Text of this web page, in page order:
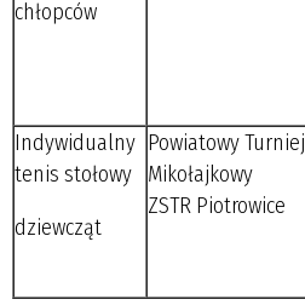
chłopców
Indywidualny
tenis stołowy
dziewcząt
Powiatowy Turniej
Mikołajkowy
ZSTR Piotrowice